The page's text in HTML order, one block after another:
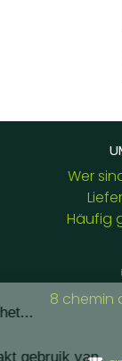
Wer
Häufig
8 chemin